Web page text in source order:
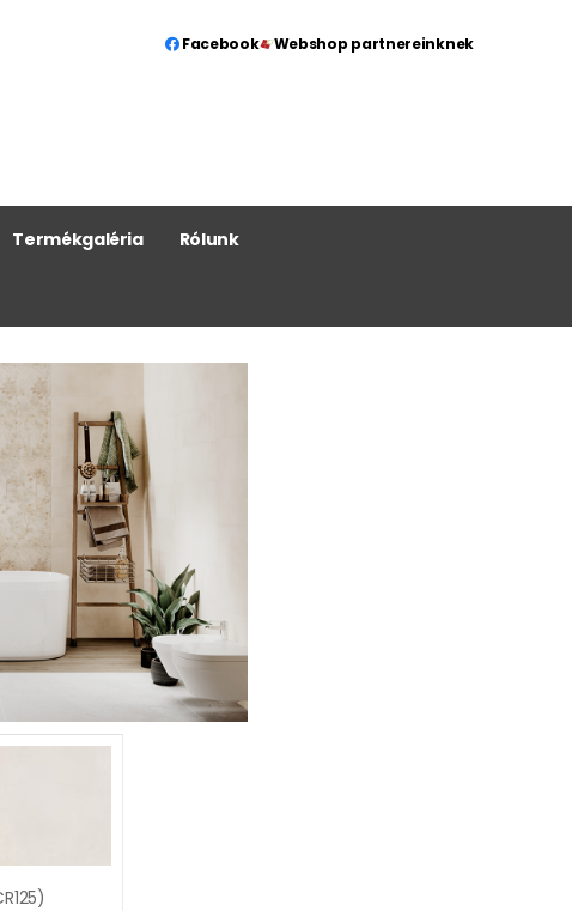
Facebook
Webshop partnereinknek
Termékgaléria Rólunk